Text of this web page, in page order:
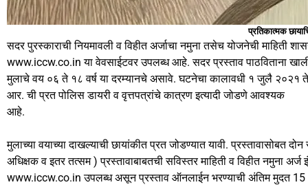
प्रतिकात्मक
सदर पुरस्काराची नियमावली व विहीत अर्जाचा नमुना तसेच योजनेची माहिती
www.iccw.co.in या वेवसाईटवर उपलब्ध आहे. सदर प्रस्ताव पाठविताना
मुलाचे वय ०६ ते १८ वर्ष या दरम्यानचे असावे. घटनेचा कालावधी १ जुलै २०२१
आर. ची प्रत पोलिस डायरी व वृत्तपत्रांचे कात्रण इत्यादी जोडणे आवश्यक
आहे.
मुलाच्या वयाच्या दाखल्याची छायांकीत प्रत जोडण्यात यावी. प्रस्तावासोबत दोन
अधिक्षक व इतर तत्सम ) प्रस्तावाबाबतची सविस्तर माहिती व विहीत नमुना
www.iccw.co.in उपलब्ध असून प्रस्ताव ऑनलाईन भरण्याची अंतिम मुदत 15